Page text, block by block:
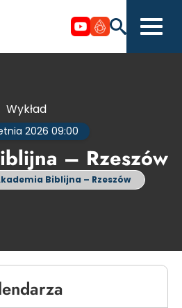
Wykład
2026 09:00
– Rzeszów
Biblijna – Rzeszów